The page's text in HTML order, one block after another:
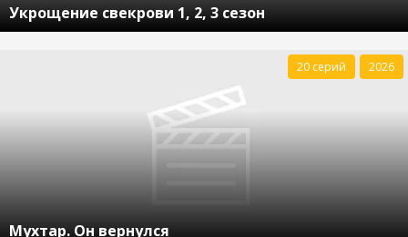
Укрощение свекрови 1, 2, 3 сезон
Мухтар. Он вернулся
20 серий 2026